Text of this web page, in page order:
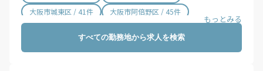
大阪市城東区 / 41件
大阪市阿倍野区 / 45件
大阪市西成区 / 59件
大阪市淀川区 / 80件
すべての勤務地から求人を検索